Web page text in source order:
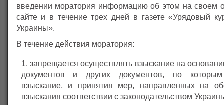
введении моратория информацию об этом на своем
сайте и в течение трех дней в газете «Урядовый
Украины».
В течение действия моратория:
запрещается осуществлять взыскание на
документов и других документов, по которым
взыскание, и принятия мер, направленных на
взыскания соответствии с законодательством